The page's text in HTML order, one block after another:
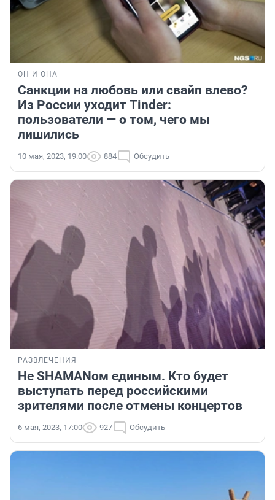
ОН И ОНА
Санкции на любовь или свайп влево?
Из России уходит Tinder:
пользователи — о том, чего мы
лишились
10 мая, 2023, 19:00 884 Обсудить
РАЗВЛЕЧЕНИЯ
Не SHAMANом единым. Кто будет
выступать перед российскими
зрителями после отмены концертов
6 мая, 2023, 17:00 927 Обсудить